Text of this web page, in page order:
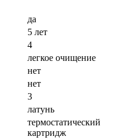
да
5 лет
4
легкое очищение
нет
нет
3
латунь
термостатический
картридж